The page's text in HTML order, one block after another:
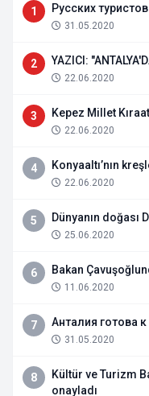
1 Русских
31.05.2020
2 YAZICI:
22.06.2020
3 Kepez Millet
22.06.2020
4 Konyaaltı’nın
22.06.2020
5 Dünyanın doğası
25.06.2020
6 Bakan
11.06.2020
7 Анталия готова
31.05.2020
8
Kültür ve Turizm
onayladı